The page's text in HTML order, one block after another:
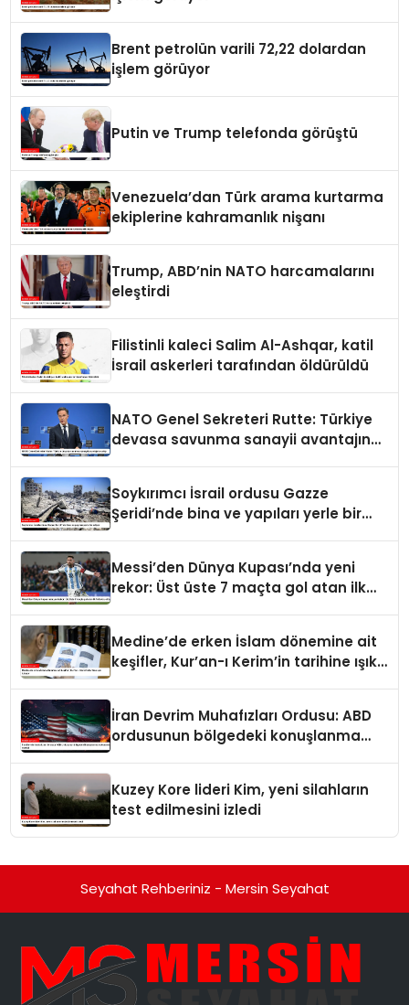
Brent petrolün varili 72,22 dolardan
işlem görüyor
Putin ve Trump telefonda görüştü
Venezuela’dan Türk arama kurtarma
ekiplerine kahramanlık nişanı
Trump, ABD’nin NATO harcamalarını
eleştirdi
Filistinli kaleci Salim Al-Ashqar, katil
İsrail askerleri tarafından öldürüldü
NATO Genel Sekreteri Rutte: Türkiye
devasa savunma sanayii avantajına
Soykırımcı İsrail ordusu Gazze
Şeridi’nde bina ve yapıları yerle bir
Messi’den Dünya Kupası’nda yeni
rekor: Üst üste 7 maçta gol atan ilk
Medine’de erken İslam dönemine ait
keşifler, Kur’an-ı Kerim’in tarihine ışık
İran Devrim Muhafızları Ordusu: ABD
ordusunun bölgedeki konuşlanma
Kuzey Kore lideri Kim, yeni silahların
test edilmesini izledi
Seyahat Rehberiniz - Mersin Seyahat